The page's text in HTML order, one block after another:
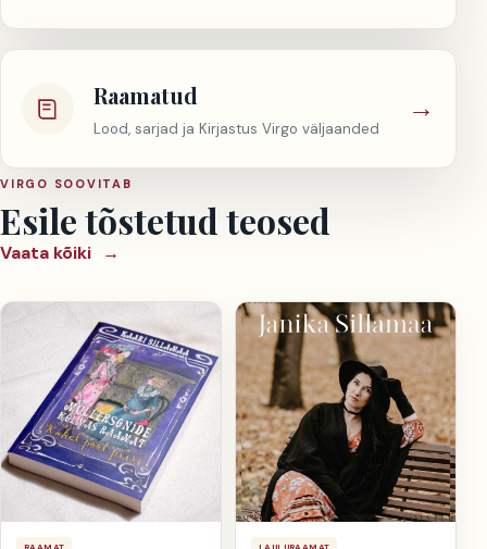
Raamatud
Lood, sarjad ja Kirjastus Virgo väljaanded
→
VIRGO SOOVITAB
Esile tõstetud teosed
Vaata kõiki →
RAAMAT LAULURAAMAT